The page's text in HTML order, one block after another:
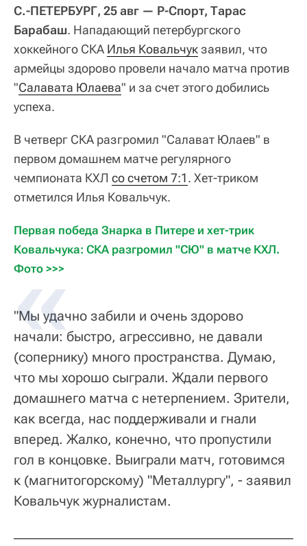
С.-ПЕТЕРБУРГ, 25 авг — Р-Спорт, Тарас
Барабаш. Нападающий петербургского
хоккейного СКА Илья Ковальчукзаявил, что
армейцы здорово провели начало матча против
"Салавата Юлаева" и за счет этого добились
успеха.
В четверг СКА разгромил "Салават Юлаев" в
первом домашнем матче регулярного
чемпионата КХЛ со счетом 7:1. Хет-триком
отметился Илья Ковальчук.
Первая победа Знарка в Питере и хет-трик
Ковальчука: СКА разгромил "СЮ" в матче КХЛ.
Фото >>>
"Мы удачно забили и очень здорово
начали: быстро, агрессивно, не давали
(сопернику) много пространства. Думаю,
что мы хорошо сыграли. Ждали первого
домашнего матча с нетерпением. Зрители,
как всегда, нас поддерживали и гнали
вперед. Жалко, конечно, что пропустили
гол в концовке. Выиграли матч, готовимся
к (магнитогорскому) "Металлургу", - заявил
Ковальчук журналистам.